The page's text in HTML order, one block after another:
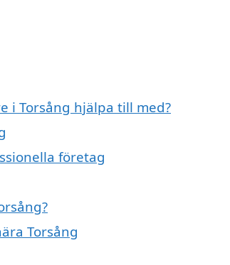
i Torsång hjälpa till med?
företag
Torsång